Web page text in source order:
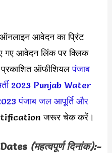
ऑनलाइन आवेदन का प्रिंट
गए आवेदन लिंक पर क्लिक
ऑफीशियलपंजाब
2023 Punjab Water
पंजाब जल आपूर्ति और
जरूर चेक करें।
(महत्वपूर्ण दिनांक):-